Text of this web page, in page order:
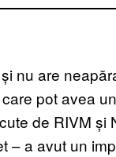
nu are
pot avea
de RIVM și
– a avut un